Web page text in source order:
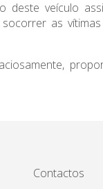
deste veículo
as
Contactos